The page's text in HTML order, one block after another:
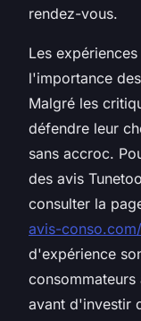
rendez-vous.
Les
l'importance
Malgré les
défendre leur
sans accroc.
des avis
consulter la
avis-
d'expérience
avant d'investir